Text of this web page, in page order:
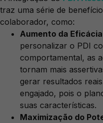
traz uma série de
colaborador, como:
Aumento da
personalizar o PDI
comportamental, as
tornam mais
gerar resultados
engajado, pois o
suas características.
Maximização do